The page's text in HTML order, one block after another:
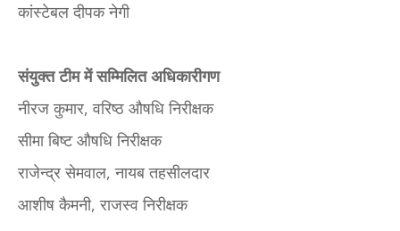
कांस्टेबल दीपक नेगी
संयुक्त टीम में सम्मिलित अधिकारीगण
नीरज कुमार, वरिष्ठ औषधि निरीक्षक
सीमा बिष्ट औषधि निरीक्षक
राजेन्द्र सेमवाल, नायब तहसीलदार
आशीष कैमनी, राजस्व निरीक्षक